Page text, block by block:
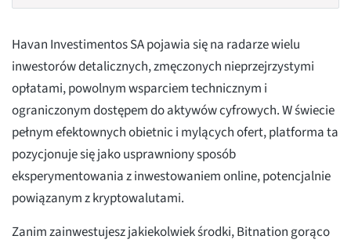
Havan Investimentos SA pojawia się na radarze wielu
inwestorów detalicznych, zmęczonych nieprzejrzystymi
opłatami, powolnym wsparciem technicznym i
ograniczonym dostępem do aktywów cyfrowych. W świecie
pełnym efektownych obietnic i mylących ofert, platforma ta
pozycjonuje się jako usprawniony sposób
eksperymentowania z inwestowaniem online, potencjalnie
powiązanym z kryptowalutami.
Zanim zainwestujesz jakiekolwiek środki, Bitnation gorąco